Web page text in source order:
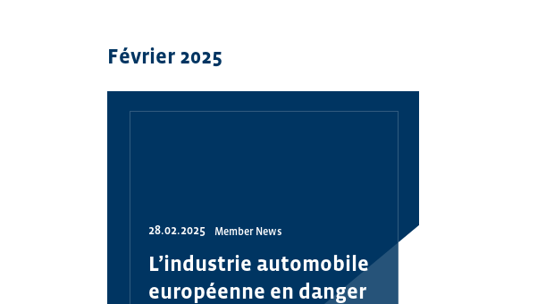
Février 2025
28.02.2025 Member News
L’industrie automobile
européenne en danger